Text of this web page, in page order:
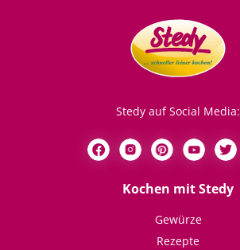
Stedy auf Social Media:
Kochen mit Stedy
Gewürze
Rezepte